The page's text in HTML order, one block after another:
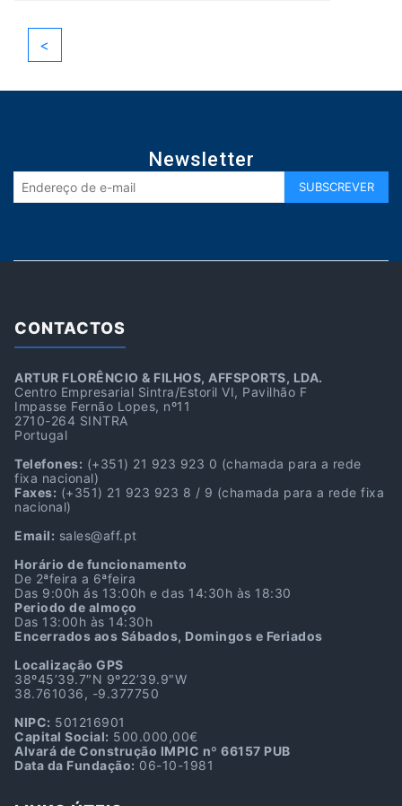
<
Newsletter
CONTACTOS
ARTUR FLORÊNCIO & FILHOS, AFFSPORTS, LDA.
Centro Empresarial Sintra/Estoril VI, Pavilhão F
Impasse Fernão Lopes, nº11
2710-264 SINTRA
Portugal
Telefones: (+351) 21 923 923 0 (chamada para a rede
fixa nacional)
Faxes: (+351) 21 923 923 8 / 9 (chamada para a rede fixa
nacional)
Email: sales@aff.pt
Horário de funcionamento
De 2ªfeira a 6ªfeira
Das 9:00h ás 13:00h e das 14:30h às 18:30
Periodo de almoço
Das 13:00h às 14:30h
Encerrados aos Sábados, Domingos e Feriados
Localização GPS
38º45’39.7″N 9º22’39.9″W
38.761036, -9.377750
NIPC: 501216901
Capital Social: 500.000,00€
Alvará de Construção IMPIC nº 66157 PUB
Data da Fundação: 06-10-1981